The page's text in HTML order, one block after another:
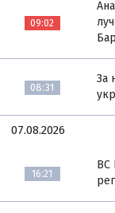
09:02
08:31
За
07.08.2026
16:21
ВС